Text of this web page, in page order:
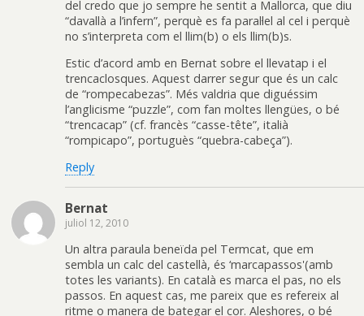
del credo que jo sempre he sentit a Mallorca, que diu
“davallà a l’infern”, perquè es fa paral·lel al cel i perquè
no s’interpreta com el llim(b) o els llim(b)s.
Estic d’acord amb en Bernat sobre el llevatap i el
trencaclosques. Aquest darrer segur que és un calc
de “rompecabezas”. Més valdria que diguéssim
l’anglicisme “puzzle”, com fan moltes llengües, o bé
“trencacap” (cf. francès “casse-tête”, italià
“rompicapo”, portuguès “quebra-cabeça”).
Reply
Bernat
juliol 12, 2010
Un altra paraula beneïda pel Termcat, que em
sembla un calc del castellà, és ‘marcapassos'(amb
totes les variants). En català es marca el pas, no els
passos. En aquest cas, me pareix que es refereix al
ritme o manera de bategar el cor. Aleshores, o bé